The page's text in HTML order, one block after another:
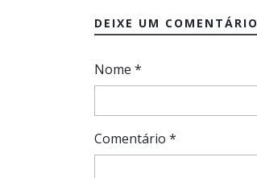
DEIXE UM COMENTÁRIO
Nome *
Comentário *